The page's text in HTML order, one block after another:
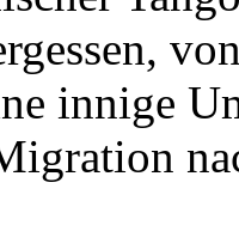
innige